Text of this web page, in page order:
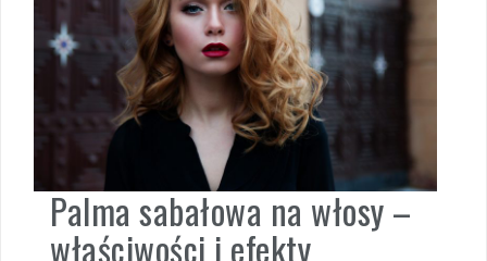
Palma sabałowa na włosy –